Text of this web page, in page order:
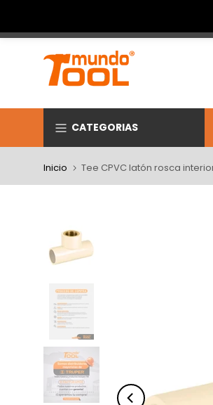
contenido
CATEGORIAS
Inicio Tee CPVC latón rosca